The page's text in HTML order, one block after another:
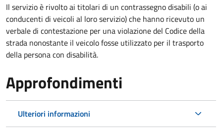
Il servizio è rivolto ai titolari di un contrassegno disabili (o ai
conducenti di veicoli al loro servizio) che hanno ricevuto un
verbale di contestazione per una violazione del Codice della
strada nonostante il veicolo fosse utilizzato per il trasporto
della persona con disabilità.
Approfondimenti
Ulteriori informazioni